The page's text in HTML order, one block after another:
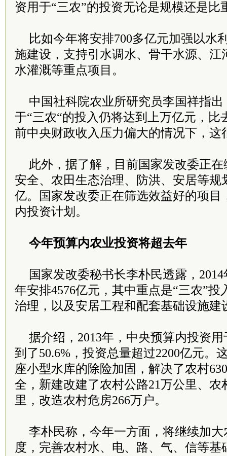
资用于“三农”的投资无论是规模还是比
比如今年将安排700多亿元加强以水
施建设，支持引水调水、骨干水源、江
水灌溉等重点项目。
中国社科院农业所研究员李国祥指出
于“三农“的投入仍将达到上万亿元，比
前中央财政收入压力偏大的情况下，这
此外，据了解，目前国家发改委正
安全、农田生态治理、防洪、安居等规
亿。国家发改委正在筛选效益好的项目
内投资计划。
今年预算内农业投资将超去年
国家发改委秘书长李朴民透露，
年安排4576亿元，其中重点是“三农”投
治理，以及安居工程和配套基础设施建
据介绍，2013年，中央预算内投资
到了50.6%，投资总量超过2200亿元。
座小型水库的除险加固，解决了农村
全，新建改建了农村公路21万公里、农
里，改造农村危房266万户。
李朴民称，今年一方面，将继续加
度，完善农村水、电、路、气、信等基